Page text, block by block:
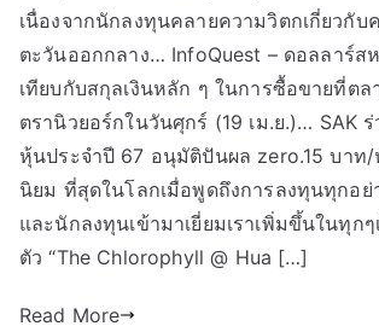
เนื่องจากนักลงทุนคลายความวิตกเกี่ยวกับ
ตะวันออกกลาง… InfoQuest – ดอลลาร์ส
เทียบกับสกุลเงินหลัก ๆ ในการซื้อขายที่ตล
ตรานิวยอร์กในวันศุกร์ (19 เม.ย.)… SAK
หุ้นประจำปี 67 อนุมัติปันผล zero.15 บาท
นิยม ที่สุดในโลกเมื่อพูดถึงการลงทุนทุกอย่
และนักลงทุนเข้ามาเยี่ยมเราเพิ่มขึ้นในทุกๆ
ตัว “The Chlorophyll @ Hua […]
Read More